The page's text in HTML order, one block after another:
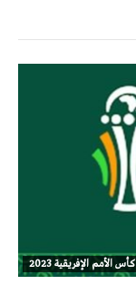
كأس الأمم الإفريقية 2023